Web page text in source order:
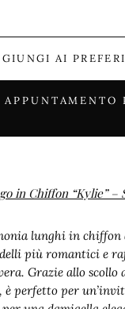
AI
in Chiffon “Kylie” –
lunghi in chiffon
più romantici e
Grazie allo scollo
è perfetto per